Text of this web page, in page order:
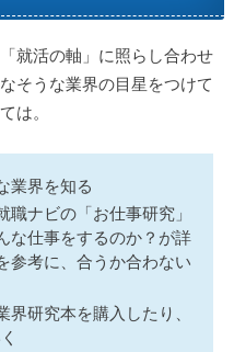
就活の軸」に照らし合わせ
そうな業界の目星をつけて
は。
業界を知る
ナビの「お仕事研究」
な仕事をするのか？が詳
参考に、合うか合わない
研究本を購入したり、